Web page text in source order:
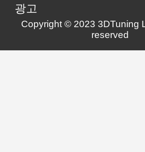
광고
Copyright © 2023 3DTuning
reserved